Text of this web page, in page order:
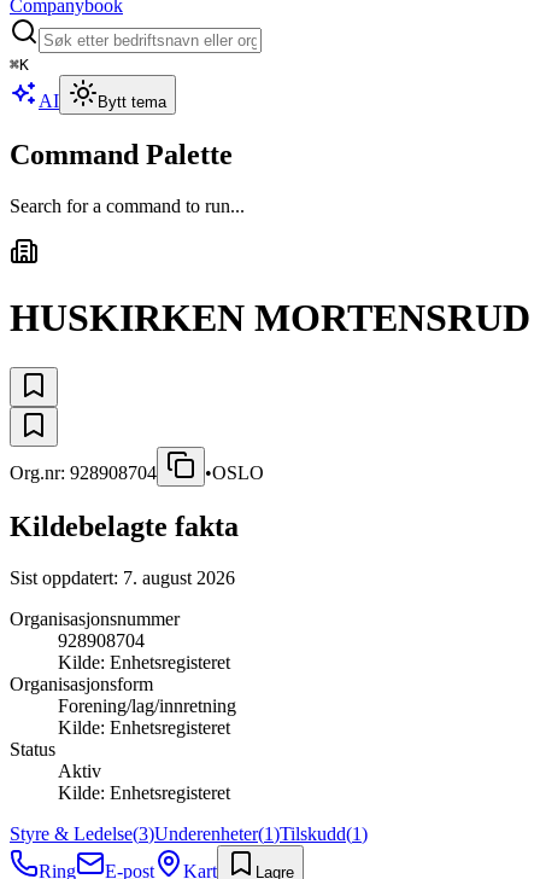
Companybook
⌘K
AI Bytt tema
Command Palette
Search for a command to run...
HUSKIRKEN MORTENSRUD
Org.nr: 928908704 •OSLO
Kildebelagte fakta
Sist oppdatert: 7. august 2026
Organisasjonsnummer
928908704
Kilde: Enhetsregisteret
Organisasjonsform
Forening/lag/innretning
Kilde: Enhetsregisteret
Status
Aktiv
Kilde: Enhetsregisteret
Styre & Ledelse(3)Underenheter(1)Tilskudd(1)
Ring
E-post Kart Lagre